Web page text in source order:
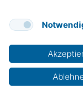
synergetic model
Neurodynamics,
9488-y
Michaelis, R.,
G., Kirschner,
Integrating the